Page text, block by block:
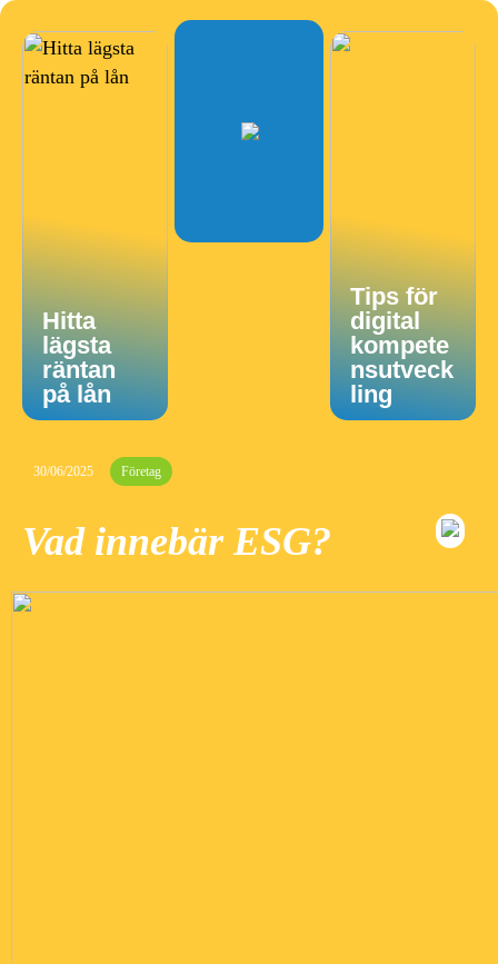
Hitta
lägsta
räntan
på lån
Tips för
digital
kompete
nsutveck
ling
30/06/2025 Företag
Vad innebär ESG?